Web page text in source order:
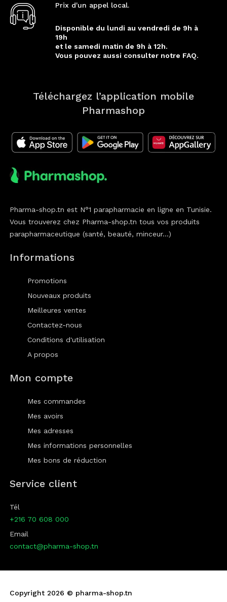
Prix d'un appel local.
Disponible du lundi au vendredi de 9h à
19h
et le samedi matin de 9h à 12h.
Vous pouvez aussi consulter notre FAQ.
Téléchargez l’application mobile
Pharmashop
Pharma-shop.tn est N°1 parapharmacie en ligne en Tunisie.
Vous trouverez chez Pharma-shop.tn tous vos produits
parapharmaceutique (santé, beauté, minceur...)
Informations
Promotions
Nouveaux produits
Meilleures ventes
Contactez-nous
Conditions d'utilisation
A propos
Mon compte
Mes commandes
Mes avoirs
Mes adresses
Mes informations personnelles
Mes bons de réduction
Service client
Tél
+216 70 608 000
Email
contact@pharma-shop.tn
Copyright 2026 © pharma-shop.tn